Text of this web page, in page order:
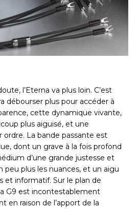
l’Eterna va plus loin. C’est
débourser plus pour accéder à
cette dynamique vivante,
plus aiguisé, et une
La bande passante est
dont un grave à la fois profond
d’une grande justesse et
peu plus les nuances, et un aigu
et informatif. Sur le plan de
G9 est incontestablement
en raison de l’apport de la